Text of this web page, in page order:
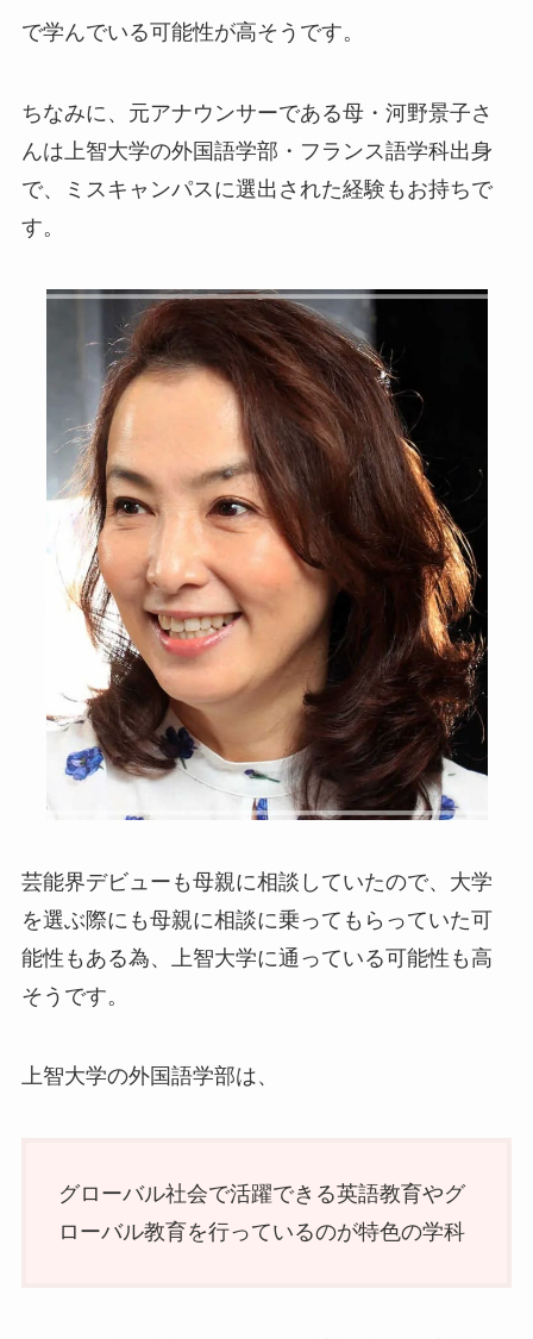
で学んでいる可能性が高そうです。
ちなみに、元アナウンサーである母・河野景子さ
んは上智大学の外国語学部・フランス語学科出身
で、ミスキャンパスに選出された経験もお持ちで
す。
芸能界デビューも母親に相談していたので、大学
を選ぶ際にも母親に相談に乗ってもらっていた可
能性もある為、上智大学に通っている可能性も高
そうです。
上智大学の外国語学部は、
グローバル社会で活躍できる英語教育やグ
ローバル教育を行っているのが特色の学科